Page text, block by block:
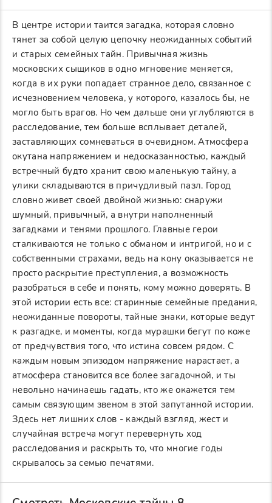
В центре истории таится загадка, которая словно
тянет за собой целую цепочку неожиданных событий
и старых семейных тайн. Привычная жизнь
московских сыщиков в одно мгновение меняется,
когда в их руки попадает странное дело, связанное с
исчезновением человека, у которого, казалось бы, не
могло быть врагов. Но чем дальше они углубляются в
расследование, тем больше всплывает деталей,
заставляющих сомневаться в очевидном. Атмосфера
окутана напряжением и недосказанностью, каждый
встречный будто хранит свою маленькую тайну, а
улики складываются в причудливый пазл. Город
словно живет своей двойной жизнью: снаружи
шумный, привычный, а внутри наполненный
загадками и тенями прошлого. Главные герои
сталкиваются не только с обманом и интригой, но и с
собственными страхами, ведь на кону оказывается не
просто раскрытие преступления, а возможность
разобраться в себе и понять, кому можно доверять. В
этой истории есть все: старинные семейные предания,
неожиданные повороты, тайные знаки, которые ведут
к разгадке, и моменты, когда мурашки бегут по коже
от предчувствия того, что истина совсем рядом. С
каждым новым эпизодом напряжение нарастает, а
атмосфера становится все более загадочной, и ты
невольно начинаешь гадать, кто же окажется тем
самым связующим звеном в этой запутанной истории.
Здесь нет лишних слов - каждый взгляд, жест и
случайная встреча могут перевернуть ход
расследования и раскрыть то, что многие годы
скрывалось за семью печатями.